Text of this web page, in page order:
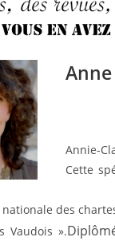
Annie-
Cette
nationale des
Vaudois ».